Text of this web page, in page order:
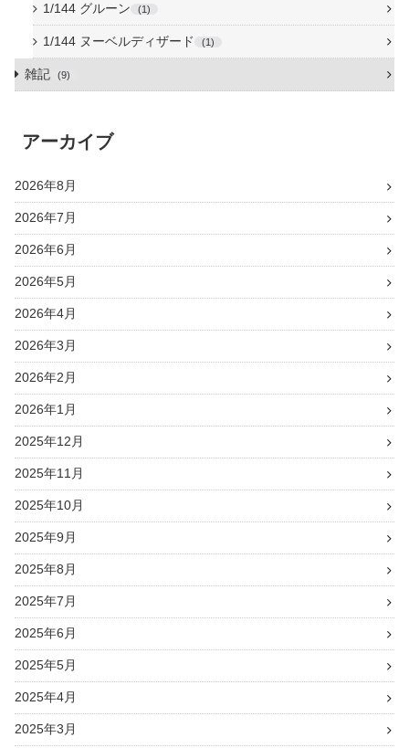
1/144 グルーン 1
1/144 ヌーベルディザード 1
雑記 9
アーカイブ
2026年8月
2026年7月
2026年6月
2026年5月
2026年4月
2026年3月
2026年2月
2026年1月
2025年12月
2025年11月
2025年10月
2025年9月
2025年8月
2025年7月
2025年6月
2025年5月
2025年4月
2025年3月